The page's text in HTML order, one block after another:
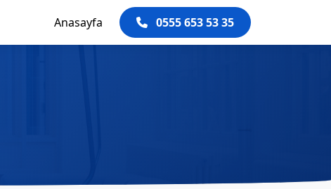
Anasayfa 0555 653 53 35